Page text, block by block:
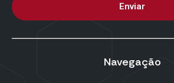
Enviar
Navegação